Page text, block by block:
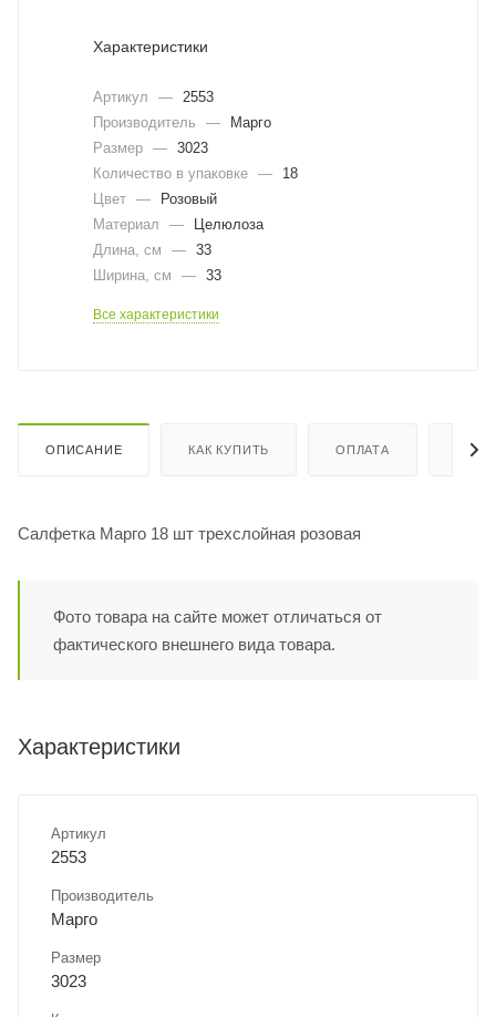
Характеристики
Артикул —
2553
Производитель
—
Марго
Размер — 3023
Количество в упаковке —
18
Цвет —
Розовый
Материал
—
Целюлоза
Длина, cм
— 33
Ширина, cм
— 33
Все характеристики
ОПИСАНИЕ КАК КУПИТЬ ОПЛАТА
Салфетка Марго 18 шт трехслойная розовая
Фото товара на сайте может отличаться от
фактического внешнего вида товара.
Характеристики
Артикул
2553
Производитель
Марго
Размер
3023